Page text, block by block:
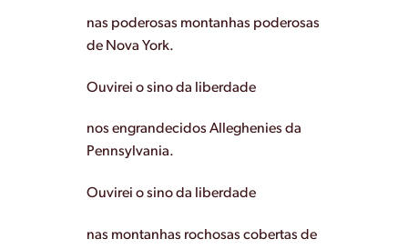
nas poderosas montanhas poderosas
de Nova York.
Ouvirei o sino da liberdade
nos engrandecidos Alleghenies da
Pennsylvania.
Ouvirei o sino da liberdade
nas montanhas rochosas cobertas de